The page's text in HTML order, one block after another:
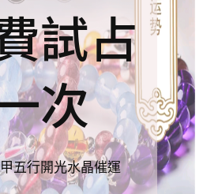
試占
次
五行開光水晶催運